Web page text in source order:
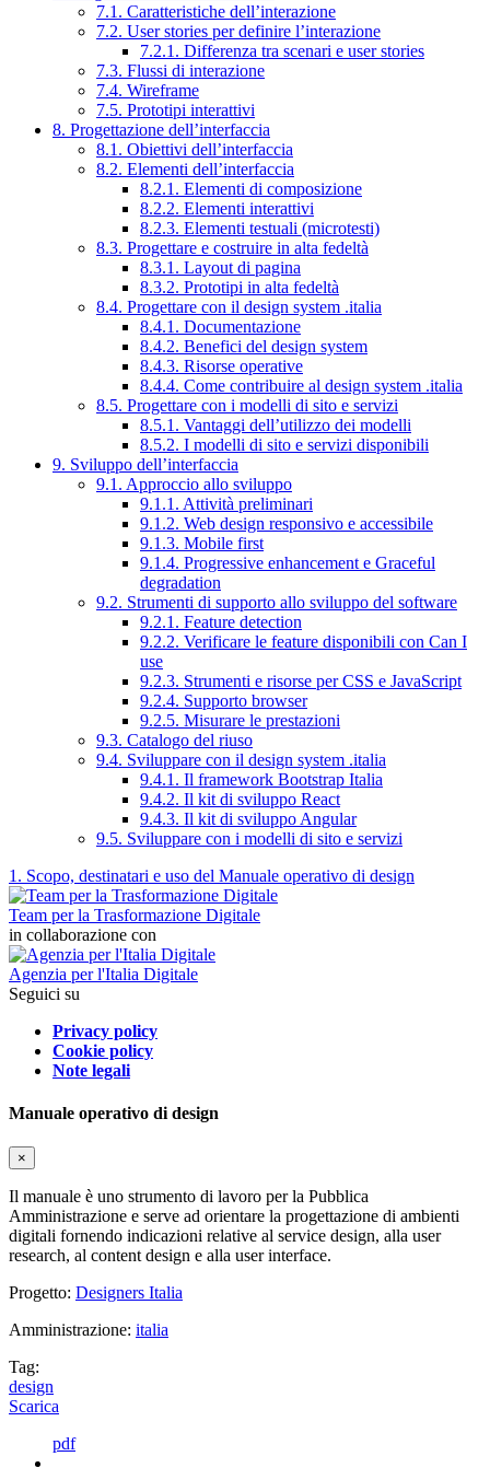
7.1. Caratteristiche dell’interazione
7.2. User stories per definire l’interazione
7.2.1. Differenza tra scenari e user stories
7.3. Flussi di interazione
7.4. Wireframe
7.5. Prototipi interattivi
8. Progettazione dell’interfaccia
8.1. Obiettivi dell’interfaccia
8.2. Elementi dell’interfaccia
8.2.1. Elementi di composizione
8.2.2. Elementi interattivi
8.2.3. Elementi testuali (microtesti)
8.3. Progettare e costruire in alta fedeltà
8.3.1. Layout di pagina
8.3.2. Prototipi in alta fedeltà
8.4. Progettare con il design system .italia
8.4.1. Documentazione
8.4.2. Benefici del design system
8.4.3. Risorse operative
8.4.4. Come contribuire al design system .italia
8.5. Progettare con i modelli di sito e servizi
8.5.1. Vantaggi dell’utilizzo dei modelli
8.5.2. I modelli di sito e servizi disponibili
9. Sviluppo dell’interfaccia
9.1. Approccio allo sviluppo
9.1.1. Attività preliminari
9.1.2. Web design responsivo e accessibile
9.1.3. Mobile first
9.1.4. Progressive enhancement e Graceful
degradation
9.2. Strumenti di supporto allo sviluppo del software
9.2.1. Feature detection
9.2.2. Verificare le feature disponibili con Can I
use
9.2.3. Strumenti e risorse per CSS e JavaScript
9.2.4. Supporto browser
9.2.5. Misurare le prestazioni
9.3. Catalogo del riuso
9.4. Sviluppare con il design system .italia
9.4.1. Il framework Bootstrap Italia
9.4.2. Il kit di sviluppo React
9.4.3. Il kit di sviluppo Angular
9.5. Sviluppare con i modelli di sito e servizi
1. Scopo, destinatari e uso del Manuale operativo di design
Team per la Trasformazione Digitale
in collaborazione con
Agenzia per l'Italia Digitale
Seguici su
Privacy policy
Cookie policy
Note legali
Manuale operativo di design
×
Il manuale è uno strumento di lavoro per la Pubblica
Amministrazione e serve ad orientare la progettazione di ambienti
digitali fornendo indicazioni relative al service design, alla user
research, al content design e alla user interface.
Progetto: Designers Italia
Amministrazione: italia
Tag:
design
Scarica
pdf